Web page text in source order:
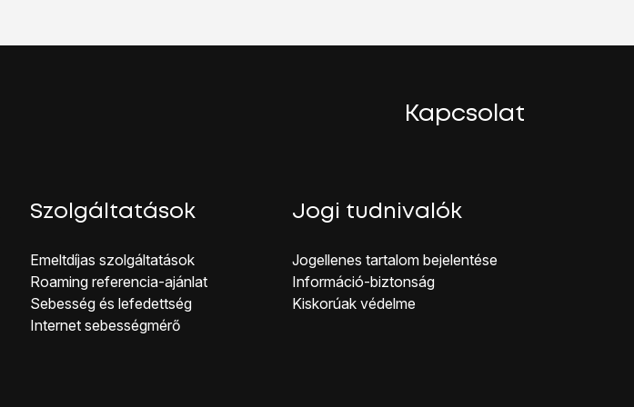
Kapcsolat
Szolgáltatások
Emeltdíjas szolgáltatások
Roaming referencia-ajánlat
Sebesség és lefedettség
Internet sebességmérő
Jogi tudnivalók
Jogellenes ta rtalom bejelentése
Inf ormáció-biztonság
Kiskorúak véd elme